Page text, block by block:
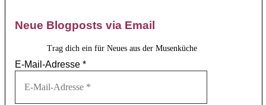
Neue Blogposts via Email
Trag dich ein für Neues aus der Musenküche
E-Mail-Adresse *